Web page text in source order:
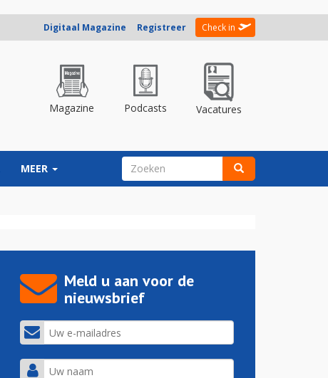
Digitaal Magazine Registreer Check in
Magazine Podcasts Vacatures
MEER ZOEKVELD
Meld u aan voor de
nieuwsbrief